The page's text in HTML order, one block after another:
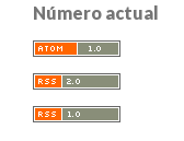
Número actual